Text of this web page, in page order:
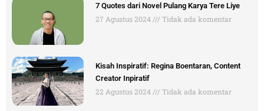
7 Quotes dari Novel Pulang Karya Tere Liye
27 Agustus 2024 Tidak ada komentar
Kisah Inspiratif: Regina Boentaran, Content
Creator Inpiratif
22 Agustus 2024 Tidak ada komentar